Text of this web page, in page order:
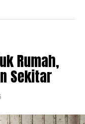
Rumah,
Sekitar